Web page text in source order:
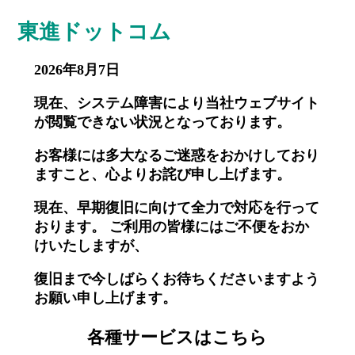
東進ドットコム
2026年8月7日
現在、システム障害により当社ウェブサイト
が閲覧できない状況となっております。
お客様には多大なるご迷惑をおかけしており
ますこと、心よりお詫び申し上げます。
現在、早期復旧に向けて全力で対応を行って
おります。 ご利用の皆様にはご不便をおか
けいたしますが、
復旧まで今しばらくお待ちくださいますよう
お願い申し上げます。
各種サービスはこちら